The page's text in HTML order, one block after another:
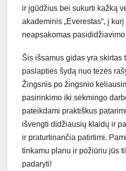
ir įgūdžius bei sukurti kažką
akademinis „Everestas“, į
neapsakomas
Šis išsamus gidas yra skirtas
paslapties šydą nuo tezės
Žingsnis po žingsnio
pasirinkimo iki sėkmingo
pateikdami praktiškus
išvengti didžiausių klaidų ir
ir praturtinančia patirtimi.
tinkamu planu ir požiūriu jūs
padaryti!